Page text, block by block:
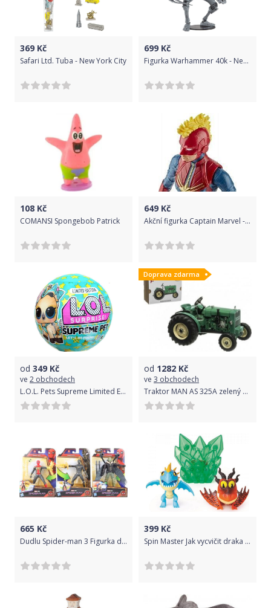
369 Kč
Safari Ltd. Tuba - New York City
699 Kč
Figurka Warhammer 40k - Necron Flayed One (na barvení) (McFarlane)
108 Kč
COMANSI Spongebob Patrick
649 Kč
Akční figurka Captain Marvel - 30 cm (Bez krabice)
od 349 Kč
ve 2 obchodech
L.O.L. Pets Supreme Limited Edition
Doprava zdarma
od 1282 Kč
ve 3 obchodech
Traktor MAN AS 325A zelený na klíček kov 1:25 v krabici Kovap
665 Kč
Dudlu Spider-man 3 Figurka deluxe
399 Kč
Spin Master Jak vycvičit draka Multi dárkové balení Zelený křišťál